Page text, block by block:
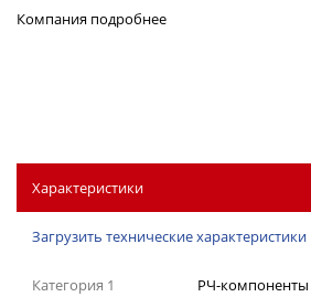
Компания подробнее
Характеристики
Загрузить технические характеристики
Категория 1
РЧ-компоненты